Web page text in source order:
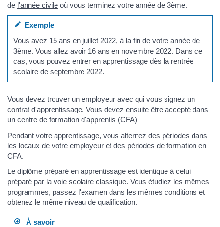
de l'année civile où vous terminez votre année de 3ème.
Exemple
Vous avez 15 ans en juillet 2022, à la fin de votre année de
3ème. Vous allez avoir 16 ans en novembre 2022. Dans ce
cas, vous pouvez entrer en apprentissage dès la rentrée
scolaire de septembre 2022.
Vous devez trouver un employeur avec qui vous signez un
contrat d'apprentissage. Vous devez ensuite être accepté dans
un centre de formation d'apprentis (CFA).
Pendant votre apprentissage, vous alternez des périodes dans
les locaux de votre employeur et des périodes de formation en
CFA.
Le diplôme préparé en apprentissage est identique à celui
préparé par la voie scolaire classique. Vous étudiez les mêmes
programmes, passez l'examen dans les mêmes conditions et
obtenez le même niveau de qualification.
À savoir